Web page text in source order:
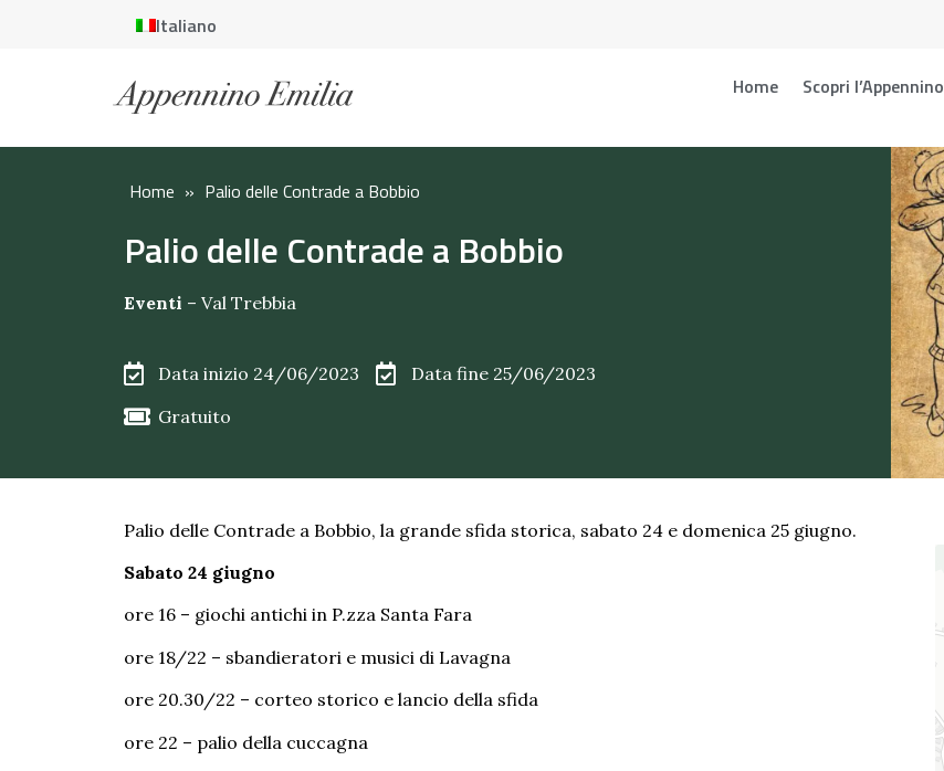
Italiano
Home Scopri l’Appennino
Home » Palio delle Contrade a Bobbio
Palio delle Contrade a Bobbio
Eventi – Val Trebbia
Data inizio 24/06/2023
Data fine 25/06/2023
Gratuito
Palio delle Contrade a Bobbio, la grande sfida storica, sabato 24 e domenica 25 giugno.
Sabato 24 giugno
ore 16 – giochi antichi in P.zza Santa Fara
ore 18/22 – sbandieratori e musici di Lavagna
ore 20.30/22 – corteo storico e lancio della sfida
ore 22 – palio della cuccagna